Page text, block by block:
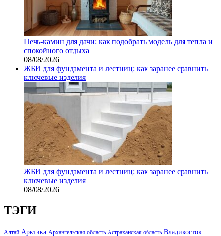
Печь-камин для дачи: как подобрать модель для тепла и
спокойного отдыха
08/08/2026
ЖБИ для фундамента и лестниц: как заранее сравнить
ключевые изделия
ЖБИ для фундамента и лестниц: как заранее сравнить
ключевые изделия
08/08/2026
ТЭГИ
Алтай Арктика Архангельская область Астраханская область Владивосток